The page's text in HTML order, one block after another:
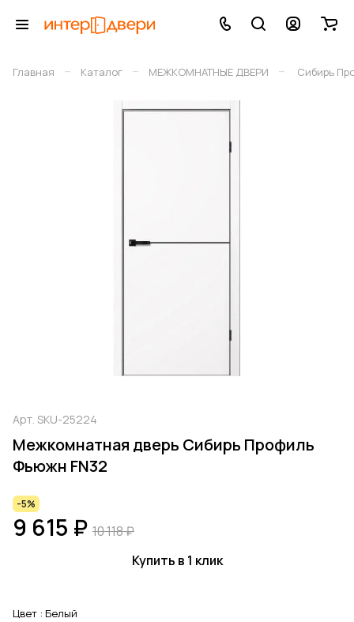
Главная – Каталог – МЕЖКОМНАТНЫЕ ДВЕРИ – Сибирь
Арт. SKU-25224
Межкомнатная дверь Сибирь Профиль
Фьюжн FN32
-5%
9 615 ₽ 10 118 ₽
Купить в 1 клик
Цвет : Белый